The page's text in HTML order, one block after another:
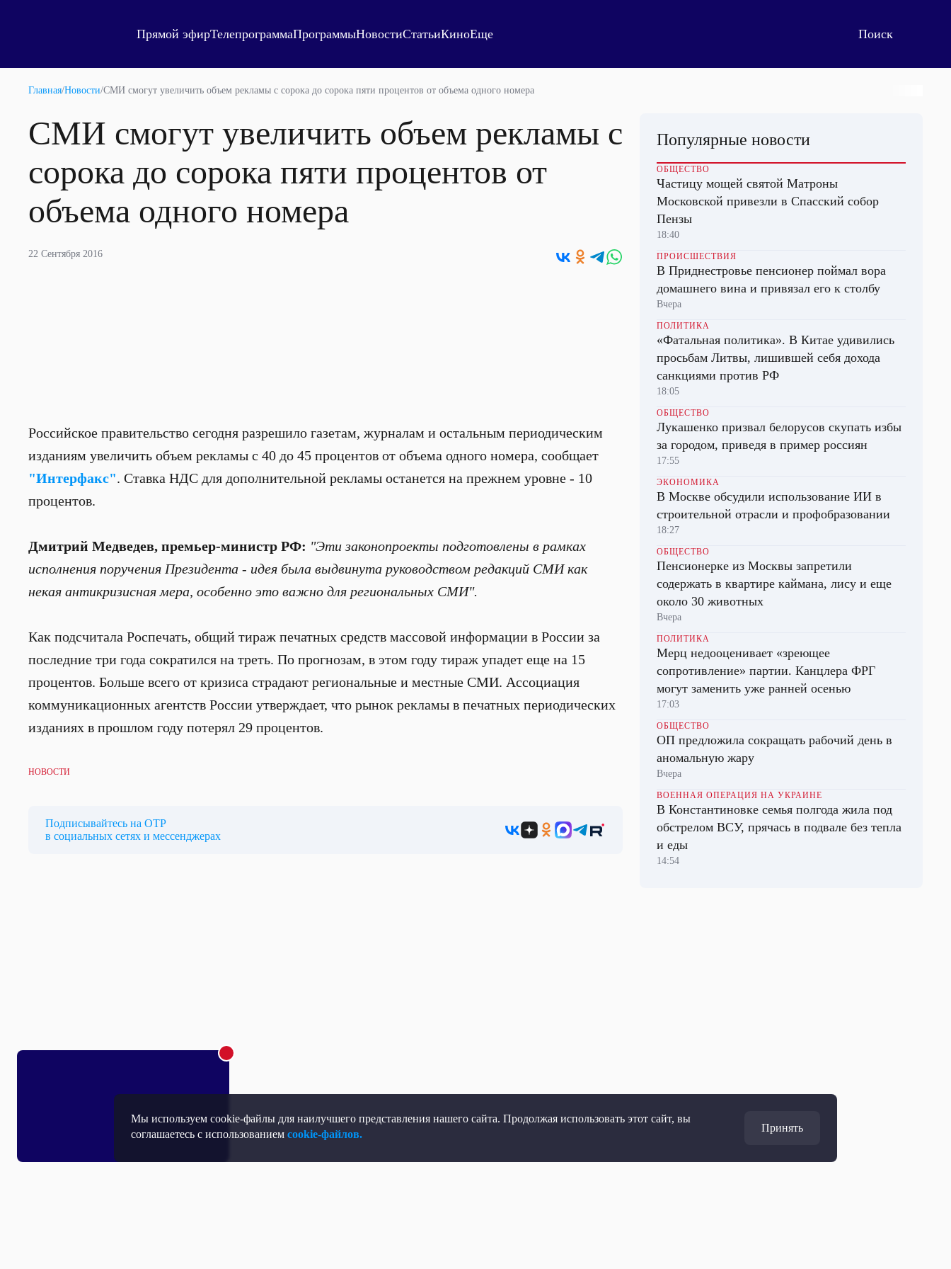
Мы используем cookie-файлы для наилучшего представления нашего сайта. Продолжая использовать этот сайт, вы
соглашаетесь с использованиемcookie-файлов.
Принять
Прямой эфирТелепрограммаПрограммыНовостиСтатьиКиноЕще
Главная/Новости/СМИ смогут увеличить объем рекламы с сорока до сорока пяти процентов от объема одного номера
СМИ смогут увеличить объем рекламы с
сорока до сорока пяти процентов от
объема одного номера
22 Сентября 2016
Российское правительство сегодня разрешило газетам, журналам и остальным периодическим
изданиям увеличить объем рекламы с 40 до 45 процентов от объема одного номера, сообщает
"Интерфакс". Ставка НДС для дополнительной рекламы останется на прежнем уровне - 10
процентов.
Дмитрий Медведев, премьер-министр РФ: "Эти законопроекты подготовлены в рамках
исполнения поручения Президента - идея была выдвинута руководством редакций СМИ как
некая антикризисная мера, особенно это важно для региональных СМИ".
Как подсчитала Роспечать, общий тираж печатных средств массовой информации в России за
последние три года сократился на треть. По прогнозам, в этом году тираж упадет еще на 15
процентов. Больше всего от кризиса страдают региональные и местные СМИ. Ассоциация
коммуникационных агентств России утверждает, что рынок рекламы в печатных периодических
изданиях в прошлом году потерял 29 процентов.
НОВОСТИ
Подписывайтесь на ОТР
в социальных сетях и мессенджерах
Популярные новости
ОБЩЕСТВО
Частицу мощей святой Матроны
Московской привезли в Спасский собор
Пензы
18:40
ПРОИСШЕСТВИЯ
В Приднестровье пенсионер поймал вора
домашнего вина и привязал его к столбу
Вчера
ПОЛИТИКА
«Фатальная политика». В Китае удивились
просьбам Литвы, лишившей себя дохода
санкциями против РФ
18:05
ОБЩЕСТВО
Лукашенко призвал белорусов скупать избы
за городом, приведя в пример россиян
17:55
ЭКОНОМИКА
В Москве обсудили использование ИИ в
строительной отрасли и профобразовании
18:27
ОБЩЕСТВО
Пенсионерке из Москвы запретили
содержать в квартире каймана, лису и еще
около 30 животных
Вчера
ПОЛИТИКА
Мерц недооценивает «зреющее
сопротивление» партии. Канцлера ФРГ
могут заменить уже ранней осенью
17:03
ОБЩЕСТВО
ОП предложила сокращать рабочий день в
аномальную жару
Вчера
ВОЕННАЯ ОПЕРАЦИЯ НА УКРАИНЕ
В Константиновке семья полгода жила под
обстрелом ВСУ, прячась в подвале без тепла
и еды
14:54